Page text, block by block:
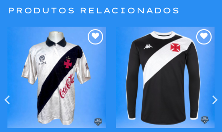
PRODUTOS RELACIONADOS
Adicionar
aos meus
desejos
Adicionar
aos meus
desejos